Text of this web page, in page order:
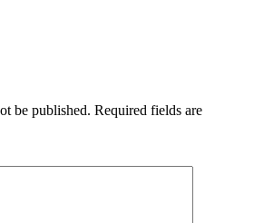
be published. Required fields are